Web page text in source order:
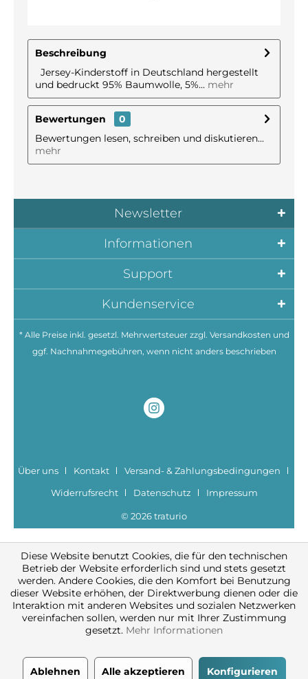
Beschreibung
Jersey-Kinderstoff in Deutschland hergestellt
und bedruckt 95% Baumwolle, 5%... mehr
Bewertungen
0
Bewertungen lesen, schreiben und diskutieren...
mehr
Kundenservice
Support
Informationen
Newsletter
* Alle Preise inkl. gesetzl. Mehrwertsteuer zzgl. Versandkosten und
ggf. Nachnahmegebühren, wenn nicht anders beschrieben
Über uns Kontakt
Versand- & Zahlungsbedingungen
Widerrufsrecht
Datenschutz Impressum
© 2026 traturio
Diese Website benutzt Cookies, die für den technischen
Betrieb der Website erforderlich sind und stets gesetzt
werden. Andere Cookies, die den Komfort bei Benutzung
dieser Website erhöhen, der Direktwerbung dienen oder die
Interaktion mit anderen Websites und sozialen Netzwerken
vereinfachen sollen, werden nur mit Ihrer Zustimmung
gesetzt. Mehr Informationen
Ablehnen Alle akzeptieren Konfigurieren